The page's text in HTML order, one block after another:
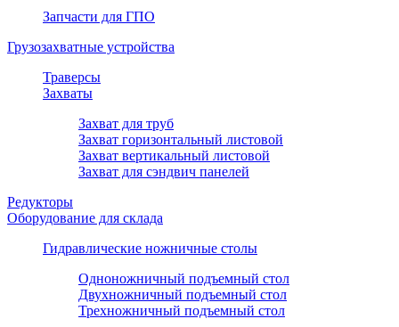
Запчасти для ГПО
Грузозахватные устройства
Траверсы
Захваты
Захват для труб
Захват горизонтальный листовой
Захват вертикальный листовой
Захват для сэндвич панелей
Редукторы
Оборудование для склада
Гидравлические ножничные столы
Одноножничный подъемный стол
Двухножничный подъемный стол
Трехножничный подъемный стол